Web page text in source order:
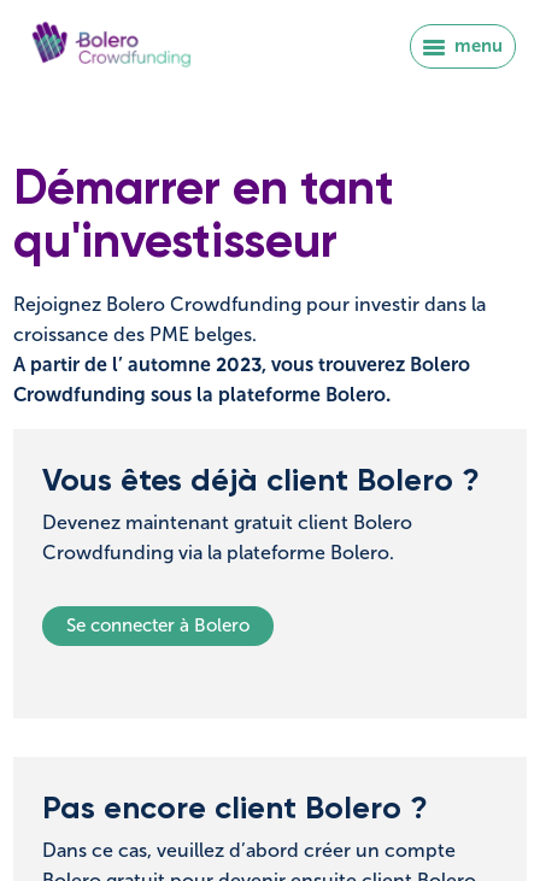
menu
Se connecter
NL FR
Démarrer en tant
qu'investisseur
Rejoignez Bolero Crowdfunding pour investir dans la
croissance des PME belges.
A partir de l’ automne 2023, vous trouverez Bolero
Crowdfunding sous la plateforme Bolero.
Vous êtes déjà client Bolero ?
Devenez maintenant gratuit client Bolero
Crowdfunding via la plateforme Bolero.
Se connecter à Bolero
Pas encore client Bolero ?
Dans ce cas, veuillez d’abord créer un compte